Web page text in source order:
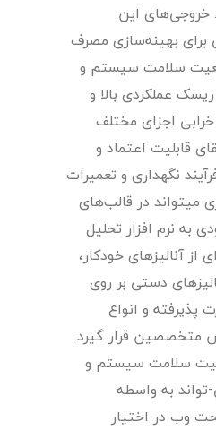
خروجی‌های این
بهینه‌سازی مصرف
سلامت سیستم و
عملکردی بالا و
اجزای مختلف
قابلیت اعتماد و
نگهداری و تعمیرات
میتواند در قالب‌های
به نرم افزار تحلیل
آنالیزهای خودکار،
دستی بر روی
پذیرفته و انواع
متخصصین قرار گیرد.
سلامت سیستم و
به واسطه
وب در اختیار